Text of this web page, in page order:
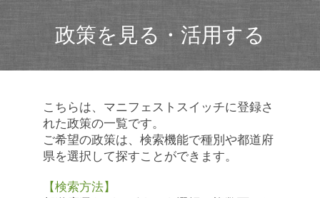
政策を見る・活用する
こちらは、マニフェストスイッチに登録さ
れた政策の一覧です。
ご希望の政策は、検索機能で種別や都道府
県を選択して探すことができます。
【検索方法】